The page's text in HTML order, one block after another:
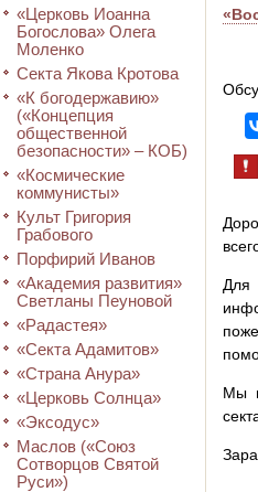
«Церковь Иоанна
Богослова» Олега
Моленко
Секта Якова Кротова
«К богодержавию»
(«Концепция
общественной
безопасности» – КОБ)
«Космические
коммунисты»
Культ Григория
Грабового
Порфирий Иванов
«Академия развития»
Светланы Пеуновой
«Радастея»
«Секта Адамитов»
«Страна Анура»
«Церковь Солнца»
«Эксодус»
Маслов («Союз
Сотворцов Святой
Руси»)
Для
Мы